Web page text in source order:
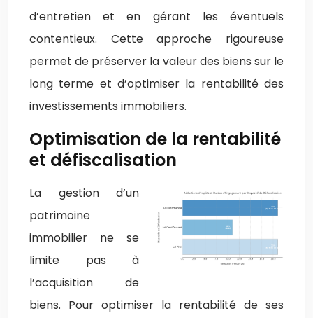
d’entretien et en gérant les éventuels
contentieux. Cette approche rigoureuse
permet de préserver la valeur des biens sur le
long terme et d’optimiser la rentabilité des
investissements immobiliers.
Optimisation de la rentabilité
et défiscalisation
La gestion d’un
patrimoine
immobilier ne se
limite pas à
l’acquisition de
biens. Pour optimiser la rentabilité de ses